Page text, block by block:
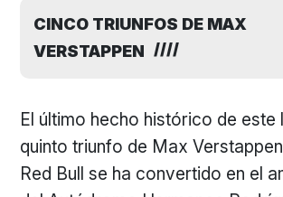
CINCO TRIUNFOS DE MAX
VERSTAPPEN
El último hecho histórico de este
quinto triunfo de Max
Red Bull se ha convertido en el